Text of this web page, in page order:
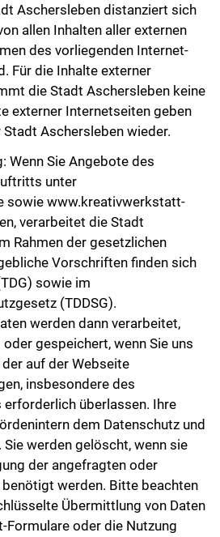
Aschersleben distanziert sich
allen Inhalten aller externen
des vorliegenden Internet-
Für die Inhalte externer
die Stadt Aschersleben keine
externer Internetseiten geben
Aschersleben wieder.
Wenn Sie Angebote des
unter
sowie www.kreativwerkstatt-
verarbeitet die Stadt
Rahmen der gesetzlichen
Vorschriften finden sich
sowie im
(TDDSG).
werden dann verarbeitet,
gespeichert, wenn Sie uns
auf der Webseite
insbesondere des
überlassen. Ihre
dem Datenschutz und
werden gelöscht, wenn sie
der angefragten oder
werden. Bitte beachten
Übermittlung von Daten
Formulare oder die Nutzung